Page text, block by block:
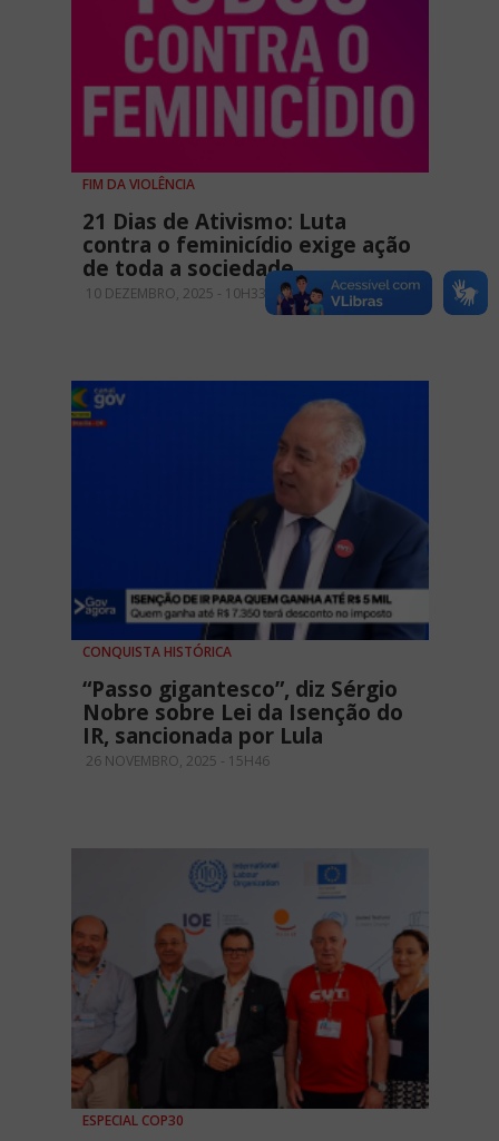
FIM DA VIOLÊNCIA
21 Dias de Ativismo: Luta
contra o feminicídio exige ação
de toda a sociedade
10 DEZEMBRO, 2025 - 10H33
CONQUISTA HISTÓRICA
“Passo gigantesco”, diz Sérgio
Nobre sobre Lei da Isenção do
IR, sancionada por Lula
26 NOVEMBRO, 2025 - 15H46
ESPECIAL COP30